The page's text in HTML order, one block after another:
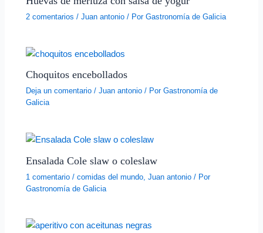
2 comentarios /Juan antonio / PorGastronomía de Galicia
Choquitos encebollados
Deja un comentario /Juan antonio / PorGastronomía de
Galicia
Ensalada Cole slaw o coleslaw
1 comentario /comidas del mundo ,Juan antonio / Por
Gastronomía de Galicia